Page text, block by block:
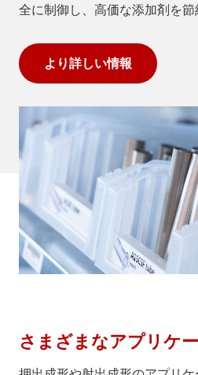
全に制御し、高価な添加剤を節
より詳しい情報
さまざまなアプリケ